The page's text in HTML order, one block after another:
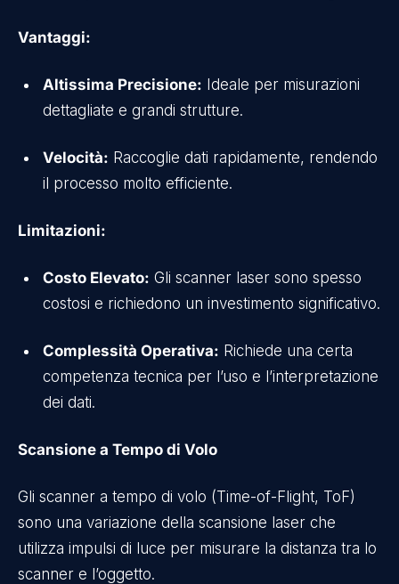
Vantaggi:
Altissima Precisione: Ideale per misurazioni
dettagliate e grandi strutture.
Velocità: Raccoglie dati rapidamente, rendendo
il processo molto efficiente.
Limitazioni:
Costo Elevato: Gli scanner laser sono spesso
costosi e richiedono un investimento significativo.
Complessità Operativa: Richiede una certa
competenza tecnica per l’uso e l’interpretazione
dei dati.
Scansione a Tempo di Volo
Gli scanner a tempo di volo (Time-of-Flight, ToF)
sono una variazione della scansione laser che
utilizza impulsi di luce per misurare la distanza tra lo
scanner e l’oggetto.